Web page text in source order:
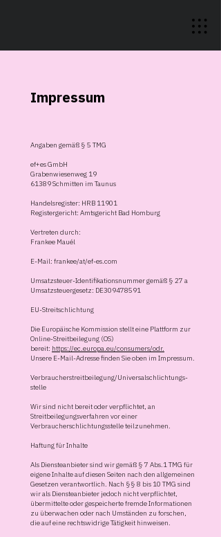
Impressum
Angaben gemäß § 5 TMG
ef+es GmbH
Grabenwiesenweg 19
61389 Schmitten im Taunus
Handelsregister: HRB 11901
Registergericht: Amtsgericht Bad Homburg
Vertreten durch:
Frankee Mauél
E-Mail: frankee/at/ef-es.com
Umsatzsteuer-Identifikationsnummer gemäß § 27 a
Umsatzsteuergesetz: DE309478591
EU-Streitschlichtung
Die Europäische Kommission stellt eine Plattform zur
Online-Streitbeilegung (OS)
bereit: https://ec.europa.eu/consumers/odr.
Unsere E-Mail-Adresse finden Sie oben im Impressum.
Verbraucher­streit­beilegung/Universal­schlichtungs­
stelle
Wir sind nicht bereit oder verpflichtet, an
Streitbeilegungsverfahren vor einer
Verbraucherschlichtungsstelle teilzunehmen.
Haftung für Inhalte
Als Diensteanbieter sind wir gemäß § 7 Abs.1 TMG für
eigene Inhalte auf diesen Seiten nach den allgemeinen
Gesetzen verantwortlich. Nach §§ 8 bis 10 TMG sind
wir als Diensteanbieter jedoch nicht verpflichtet,
übermittelte oder gespeicherte fremde Informationen
zu überwachen oder nach Umständen zu forschen,
die auf eine rechtswidrige Tätigkeit hinweisen.